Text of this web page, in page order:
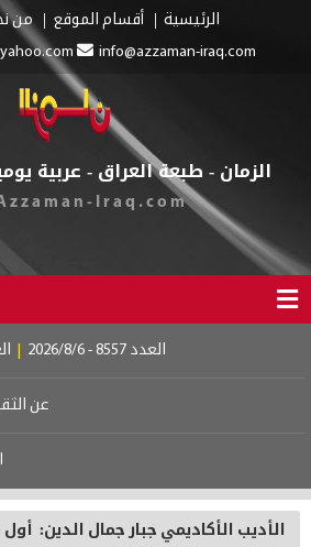
الرئيسية أقسام الموقع من
info@azzaman-iraq.com
الزمان - طبعة العراق - عربية
Iraq.com
| العمل
عن
الأديب الأكاديمي جبار جمال الدين: